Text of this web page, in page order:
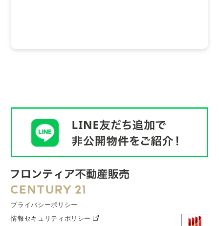
プライバシーポリシー
情報セキュリティポリシー